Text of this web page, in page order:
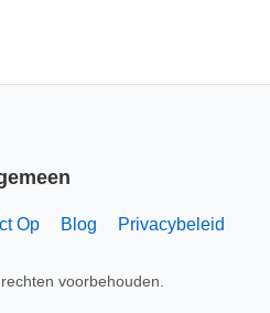
Op Blog Privacybeleid
voorbehouden.